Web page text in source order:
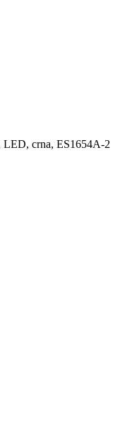
LED, crna, ES1654A-2